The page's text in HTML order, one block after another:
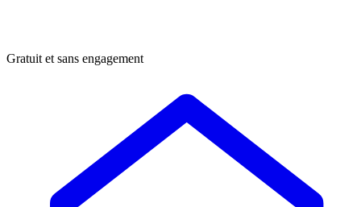
Gratuit et sans engagement